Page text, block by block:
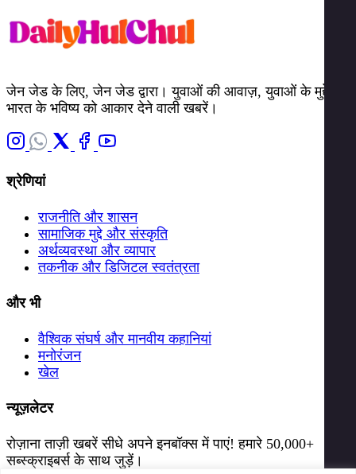
जेन जेड के लिए, जेन जेड द्वारा। युवाओं की आवाज़, युवाओं के मुद्दे।
भारत के भविष्य को आकार देने वाली खबरें।
श्रेणियां
राजनीति और शासन
सामाजिक मुद्दे और संस्कृति
अर्थव्यवस्था और व्यापार
तकनीक और डिजिटल स्वतंत्रता
और भी
वैश्विक संघर्ष और मानवीय कहानियां
मनोरंजन
खेल
न्यूज़लेटर
रोज़ाना ताज़ी खबरें सीधे अपने इनबॉक्स में पाएं! हमारे 50,000+
सब्स्क्राइबर्स के साथ जुड़ें।